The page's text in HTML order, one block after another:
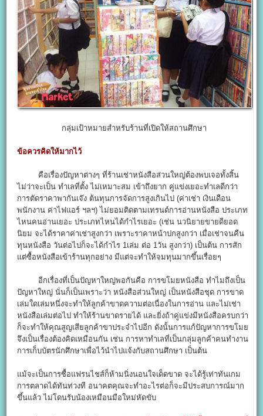
กลุ่มเป้าหมายสำหรับร้านที่เปิดให้สถานศึกษา
ข้อควรคิดให้มากไว้
คือเรื่องปัญหาต่างๆ ที่ร้านเช่าหนังสือส่วนใหญ่ต้องพบเจอทั้งสิ้น
ไม่ว่าจะเป็น ทำเลที่ตั้ง ไม่เหมาะสม เข้าถึงยาก คู่แข่งเยอะทำเลดีกว่า
การตัดราคาพากันเจ๊ง ต้นทุนการจัดการสูงเกินไป (ค่าเช่า เงินเดือน
พนักงาน ค่าไฟแอร์ ฯลฯ) ไม่ยอมติดตามเทรนด์การอ่านหนังสือ ประเภท
ไหนคนอ่านเยอะ ประเภทไหนได้กำไรเยอะ (เช่น นวนิยายขายดียอด
นิยม จะได้ราคาค่าเช่าสูงกว่า เพราะราคาหน้าปกสูงกว่า เมื่อเช่าจนคืน
ทุนหนังสือ วันต่อไปก็จะได้กำไร 1เล่ม ต่อ 1วัน สูงกว่า) เป็นต้น การสัก
แต่ซื้อหนังสือเข้าร้านทุกอย่าง มีแต่จะทำให้จมทุนมากขึ้นเรื่อยๆ
อีกเรื่องที่เป็นปัญหาใหญ่พอกันคือ การขโมยหนังสือ ทำไมถึงเป็น
ปัญหาใหญ่ นั่นก็เป็นเพราะว่า หนังสือส่วนใหญ่ เป็นหนังสือชุด การขาด
เล่มใดเล่มหนึ่งจะทำให้ลูกค้าขาดความต่อเนื่องในการอ่าน และไม่เช่า
หนังสือเล่มต่อไป ทำให้ร้านขาดรายได้ และยิ่งถ้าคู่แข่งมีหนังสือครบกว่า
ก็จะทำให้คุณสูญเสียลูกค้าขาประจำไปอีก ดังนั้นการแก้ปัญหาการขโมย
จึงเป็นเรื่องต้องคิดเหมือนกัน เช่น การหาทำเลที่เป็นกลุ่มลูกค้าคนทำงาน
การเก็บบัตรนักศึกษาเพื่อไว้นำไปแจ้งกับสถานศึกษา เป็นต้น
แม้จะเป็นการซื้อแฟรนไชส์ก็ห้ามนิ่งนอนใจเด็ดขาด จะได้รู้เท่าทันเกม
การตลาดได้ทันท่วงที อนาคตคุณจะทำอะไรต่อก็จะมีประสบการณ์มาก
ขึ้นแล้ว ไม่โดนรับน้องเหมือนมือใหม่หัดขับ